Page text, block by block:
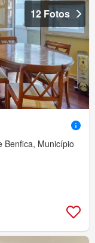
12 Fotos
Benfica, Município